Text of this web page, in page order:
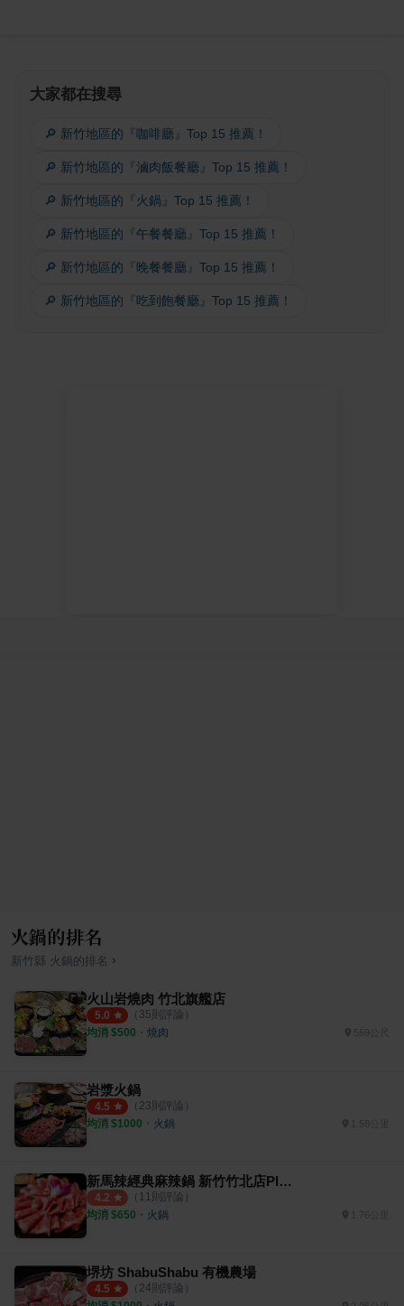
大家都在搜尋
🔎 新竹地區的『咖啡廳』Top 15 推薦！
🔎 新竹地區的『滷肉飯餐廳』Top 15 推薦！
🔎 新竹地區的『火鍋』Top 15 推薦！
🔎 新竹地區的『午餐餐廳』Top 15 推薦！
🔎 新竹地區的『晚餐餐廳』Top 15 推薦！
🔎 新竹地區的『吃到飽餐廳』Top 15 推薦！
火鍋的排名
新竹縣 火鍋的排名 ›
火山岩燒肉 竹北旗艦店
5.0 （ 35則評論）
均消 $500 ・ 燒肉 569公尺
岩漿火鍋
4.5 （ 23則評論）
均消 $1000 ・ 火鍋 1.58公里
新馬辣經典麻辣鍋 新竹竹北店Plus+
4.2 （ 11 則評論）
均消 $650 ・ 火鍋
堺坊 ShabuShabu 有機農場
4.5 （ 24則評論）